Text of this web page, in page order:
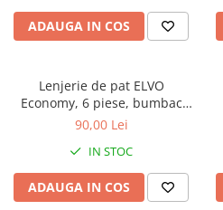
Gri
Mov
Bej
Imprimeu
ADAUGA IN COS
Lenjerie de pat ELVO
Economy, 6 piese, bumbac
policoton, gri, cu flori crem
90,00 Lei
IN STOC
ADAUGA IN COS